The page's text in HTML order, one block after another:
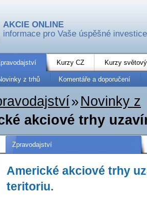
AKCIE ONLINE
informace pro Vaše úspěšné investice
Kurzy CZ Kurzy
z trhů Komentáře a doporučení
» Novinky z
akciové trhy
Zpravodajství
Americké akciové trhy
teritoriu.